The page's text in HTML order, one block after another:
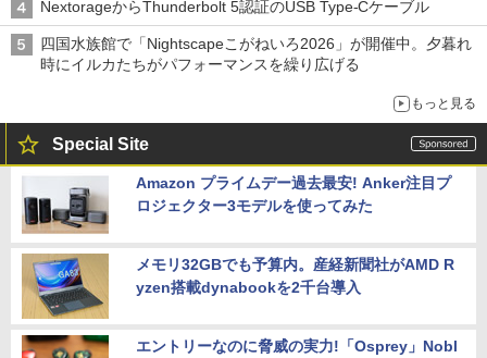
NextorageからThunderbolt 5認証のUSB Type-Cケーブル
四国水族館で「Nightscapeこがねいろ2026」が開催中。夕暮れ
時にイルカたちがパフォーマンスを繰り広げる
もっと見る
Special Site
Amazon プライムデー過去最安! Anker注目プ
ロジェクター3モデルを使ってみた
メモリ32GBでも予算内。産経新聞社がAMD R
yzen搭載dynabookを2千台導入
エントリーなのに脅威の実力!「Osprey」Nobl